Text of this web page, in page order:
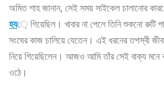
অমিত শাহ জানান, সেই সময় সাইকেল চালানোর
হয়ে গিয়েছিল। খাবার না পেলে তিনি শুকনো রুটি
সংঘের কাজ চালিয়ে যেতেন। এই ধরনের তপস্বী
নিয়ে গিয়েছিলেন। আজও আমি তাঁর সেই বাক্য মনে
ওঠে।